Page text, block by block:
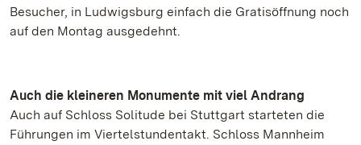
Besucher, in Ludwigsburg einfach die Gratisöffnung noch
auf den Montag ausgedehnt.
Auch die kleineren Monumente mit viel Andrang
Auch auf Schloss Solitude bei Stuttgart starteten die
Führungen im Viertelstundentakt. Schloss Mannheim